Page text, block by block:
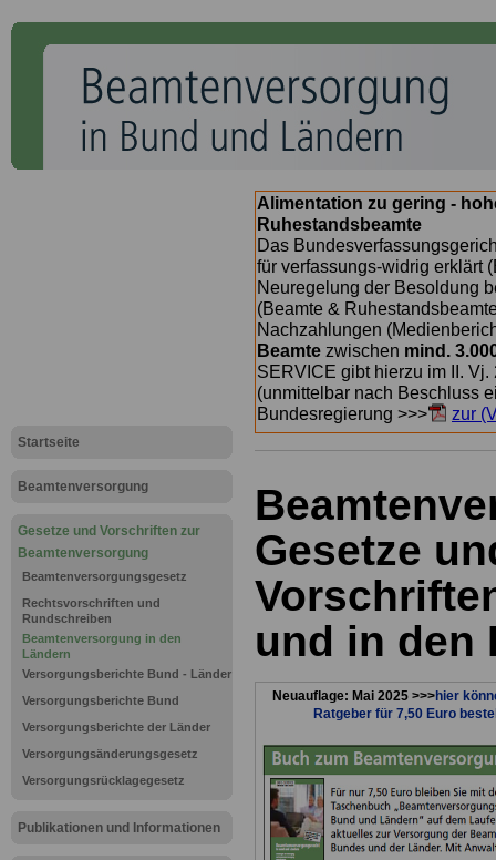
Startseite
Beamtenversorgung
Gesetze und Vorschriften zur
Beamtenversorgung
Beamtenversorgungsgesetz
Rechtsvorschriften und
Rundschreiben
Beamtenversorgung in den
Ländern
Versorgungsberichte Bund - Länder
Versorgungsberichte Bund
Versorgungsberichte der Länder
Versorgungsänderungsgesetz
Versorgungsrücklagegesetz
Publikationen und Informationen
Alimentation zu gering -
Ruhestandsbeamte
Das
für verfassungs-widrig erklärt
Neuregelung der Besoldung
(Beamte &
Nachzahlungen
Beamte zwischen mind.
SERVICE gibt hierzu im II.
(unmittelbar nach Beschluss
Bundesregierung >>>
zur
Gesetze
und in den
Neuauflage: Mai 2025 >>>hier
Ratgeber für 7,50 Euro